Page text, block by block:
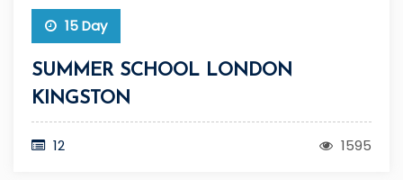
15 Day
SUMMER SCHOOL LONDON
KINGSTON
12 1595